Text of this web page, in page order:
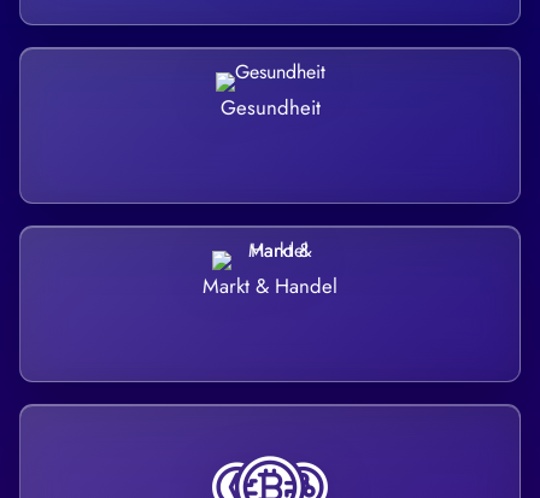
Gesundheit
Markt & Handel